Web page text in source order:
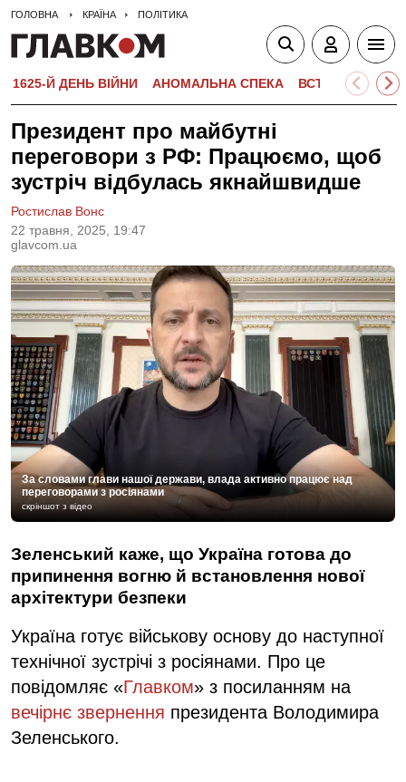
ГОЛОВНА КРАЇНА ПОЛІТИКА
1625-Й ДЕНЬ ВІЙНИ АНОМАЛЬНА СПЕКА ВСТУПНА
Президент про майбутні
переговори з РФ: Працюємо, щоб
зустріч відбулась якнайшвидше
22 травня, 2025, 19:47
glavcom.ua
Ростислав Вонс
За словами глави нашої держави, влада активно працює над
переговорами з росіянами
скріншот з відео
Зеленський каже, що Україна готова до
припинення вогню й встановлення нової
архітектури безпеки
Україна готує військову основу до наступної
технічної зустрічі з росіянами. Про це
повідомляє «Главком» з посиланням на
вечірнє звернення президента Володимира
Зеленського.